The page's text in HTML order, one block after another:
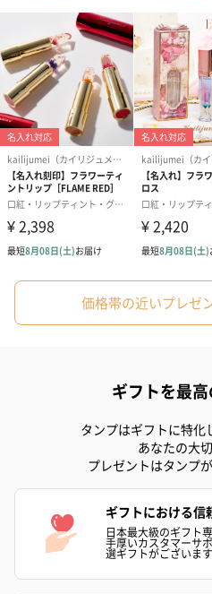
ハンドクリーム3本セッ
ト【ありがとう】
（1,100円）
シャワ
ドクリ
レープ
（2,145
リラックスグッズ
リラックスグッズを同梱してお届
かき氷入浴剤4点セット
（ブルー）（748円）
かき氷
価格帯の近いプレゼ
ギフトを最高
タンプはギフトに特化
あなたの大
プレゼントはタンプ
ギフトにおける信
日本最大級のギフト
手厚いカスタマーサ
選ギフトがございます